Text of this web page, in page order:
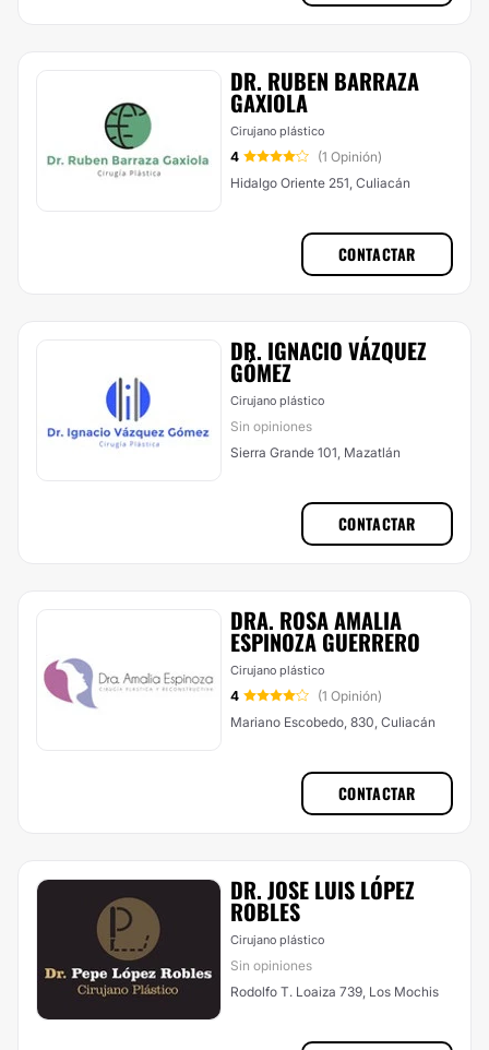
DR. RUBEN BARRAZA
GAXIOLA
Cirujano plástico
4
(1 Opinión)
Hidalgo Oriente 251, Culiacán
CONTACTAR
DR. IGNACIO VÁZQUEZ
GÓMEZ
Cirujano plástico
Sin opiniones
Sierra Grande 101, Mazatlán
CONTACTAR
DRA. ROSA AMALIA
ESPINOZA GUERRERO
Cirujano plástico
4
(1 Opinión)
Mariano Escobedo, 830, Culiacán
CONTACTAR
DR. JOSE LUIS LÓPEZ
ROBLES
Cirujano plástico
Sin opiniones
Rodolfo T. Loaiza 739, Los Mochis